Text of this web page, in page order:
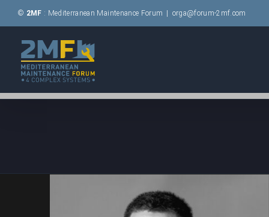
Passer
au
contenu
© 2MF : Mediterranean Maintenance Forum orga@forum-2mf.com